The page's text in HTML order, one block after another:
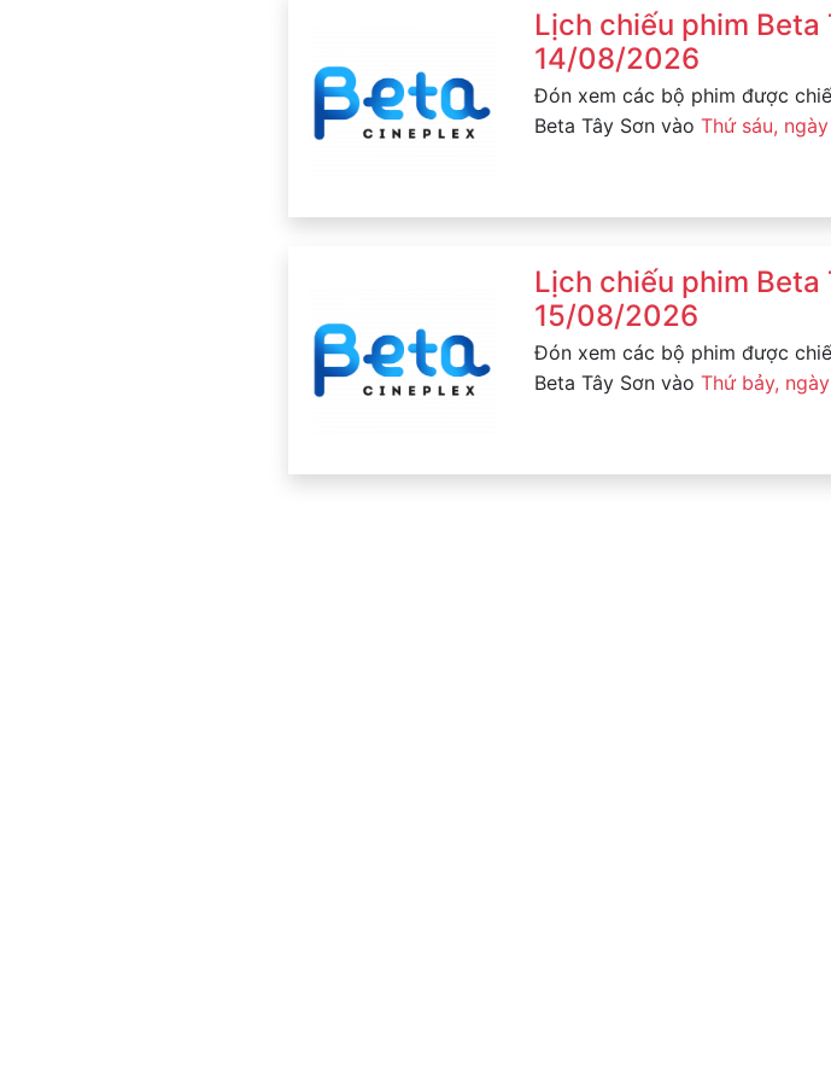
Lịch chiếu phim Beta
14/08/2026
Đón xem các bộ phim được
Beta Tây Sơn vàoThứ sáu,
Lịch chiếu phim Beta
15/08/2026
Đón xem các bộ phim được
Beta Tây Sơn vàoThứ bảy,